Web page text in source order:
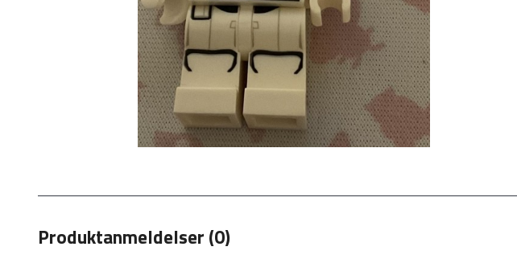
Produktanmeldelser (0)